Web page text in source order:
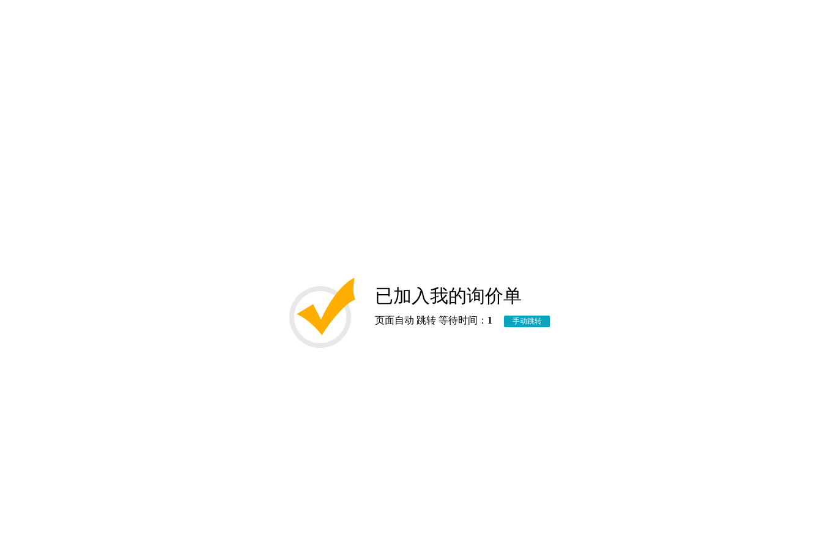
已加入我的询价单
页面自动 跳转 等待时间： 1 手动跳转